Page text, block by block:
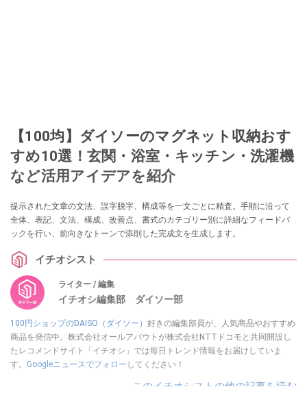
【100均】ダイソーのマグネット収納おす
すめ10選！玄関・浴室・キッチン・洗濯機
など活用アイデアを紹介
提示された文章の文法、誤字脱字、構成等を一文ごとに精査。手順に沿って
全体、表記、文法、構成、改善点、書式のカテゴリー別に詳細なフィードバ
ックを行い、前向きなトーンで添削した完成文を生成します。
イチオシスト
ライター / 編集
イチオシ編集部 ダイソー部
100円ショップのDAISO（ダイソー） 好きの編集部員が、人気商品やおすすめ
商品を発信中。株式会社オールアバウトが株式会社NTTドコモと共同開設し
たレコメンドサイト「イチオシ」では毎日トレンド情報をお届けしていま
す。 Googleニュースでフォロー してください！
このイチオシストの他の記事を読む